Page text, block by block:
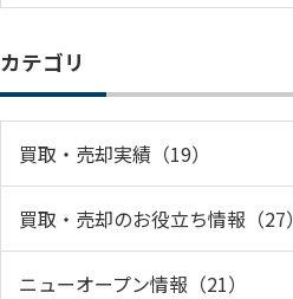
カテゴリ
買取・売却実績（19）
買取・売却のお役立ち情報（27）
ニューオープン情報（21）